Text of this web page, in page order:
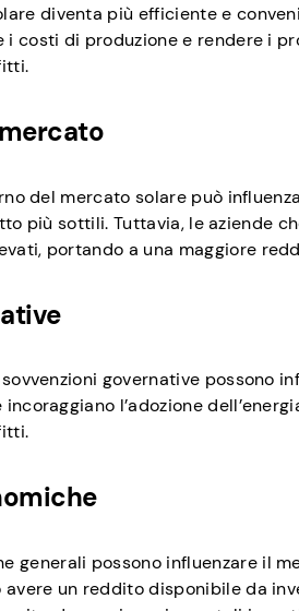
diventa più efficiente e
i costi di produzione e rendere i
del mercato solare può
più sottili. Tuttavia, le aziende
portando a una maggiore
governative possono
l’adozione
generali possono influenzare il
un reddito disponibile da